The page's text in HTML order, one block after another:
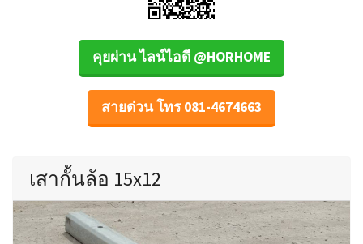
คุยผ่าน ไลน์ไอดี @HORHOME
สายด่วน โทร 081-4674663
เสากั้นล้อ 15x12